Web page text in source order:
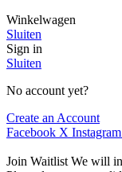
Winkelwagen
Sluiten
Sign in
Sluiten
No account yet?
Create an Account
Facebook X Instagram
Join Waitlist We will